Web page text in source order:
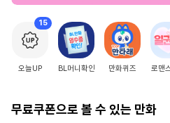
15
오늘UP BL머니확인 만화퀴즈 로맨
무료쿠폰으로 볼 수 있는 만화